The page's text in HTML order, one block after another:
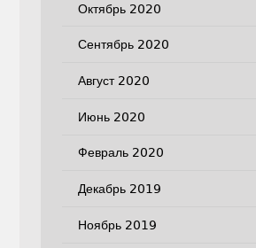
Октябрь 2020
Сентябрь 2020
Август 2020
Июнь 2020
Февраль 2020
Декабрь 2019
Ноябрь 2019